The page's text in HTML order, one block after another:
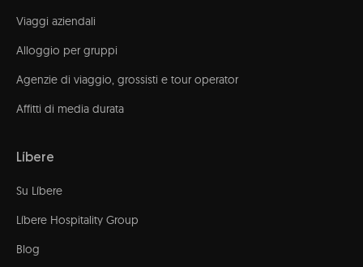
Viaggi aziendali
Alloggio per gruppi
Agenzie di viaggio, grossisti e tour operator
Affitti di media durata
Líbere
Su Líbere
Líbere Hospitality Group
Blog